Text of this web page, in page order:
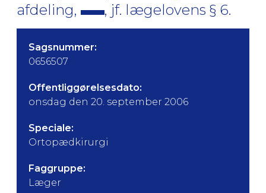
afdeling,
, jf. lægelovens § 6.
Sagsnummer:
0656507
Offentliggørelsesdato:
onsdag den 20. september 2006
Speciale:
Ortopædkirurgi
Faggruppe:
Læger